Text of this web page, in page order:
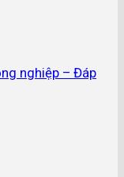
nghiệp – Đáp